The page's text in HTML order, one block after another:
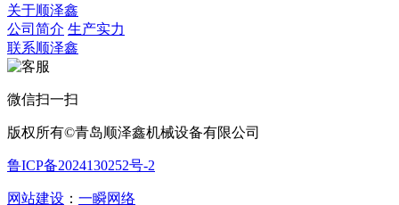
关于顺泽鑫
公司简介 生产实力
联系顺泽鑫
微信扫一扫
版权所有©青岛顺泽鑫机械设备有限公司
鲁ICP备2024130252号-2
网站建设 ： 一瞬网络